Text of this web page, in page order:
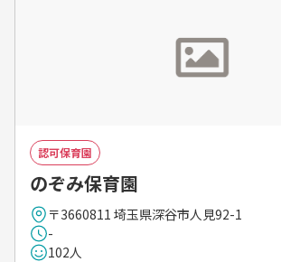
認可保育園
のぞみ保育園
〒3660811 埼玉県深谷市人見92-1
-
102人